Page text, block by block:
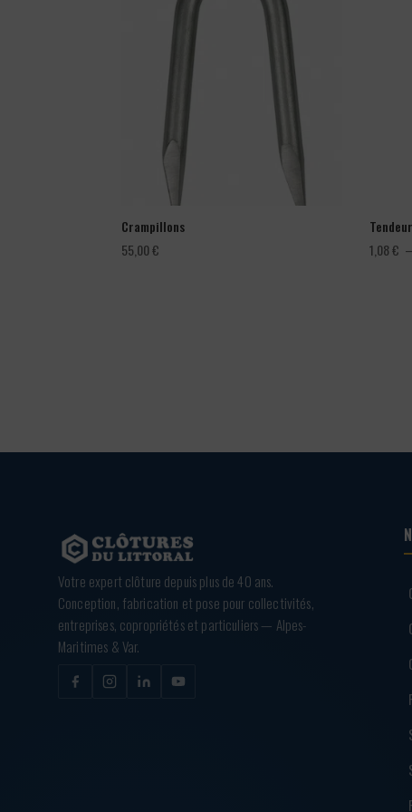
Crampillons
55,00€
1,08€ –
Votre expert clôture depuis plus de 40 ans.
Conception, fabrication et pose pour collectivités,
entreprises, copropriétés et particuliers — Alpes-
Maritimes & Var.